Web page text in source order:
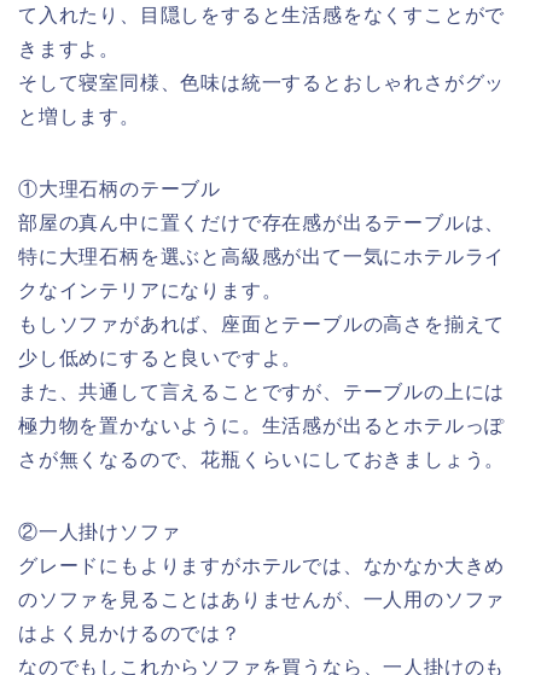
て入れたり、目隠しをすると生活感をなくすことがで
きますよ。
そして寝室同様、色味は統一するとおしゃれさがグッ
と増します。
①大理石柄のテーブル
部屋の真ん中に置くだけで存在感が出るテーブルは、
特に大理石柄を選ぶと高級感が出て一気にホテルライ
クなインテリアになります。
もしソファがあれば、座面とテーブルの高さを揃えて
少し低めにすると良いですよ。
また、共通して言えることですが、テーブルの上には
極力物を置かないように。生活感が出るとホテルっぽ
さが無くなるので、花瓶くらいにしておきましょう。
②一人掛けソファ
グレードにもよりますがホテルでは、なかなか大きめ
のソファを見ることはありませんが、一人用のソファ
はよく見かけるのでは？
なのでもしこれからソファを買うなら、一人掛けのも